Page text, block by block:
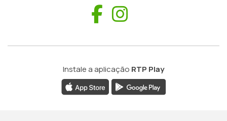
Facebook
Instale a aplicação RTP Play